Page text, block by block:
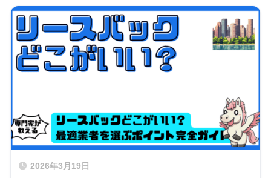
2026年3月19日